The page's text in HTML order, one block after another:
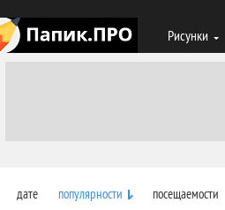
Рисунки
дате популярности посещаемости